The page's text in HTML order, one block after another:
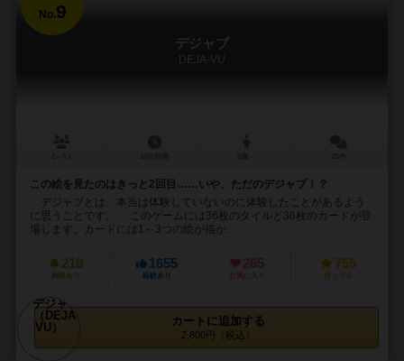
No.9
デジャブ
DEJA-VU
この絵を見たのはきっと2回目……いや、ただのデジャブ！？
デジャブとは、本当は体験していないのに体験したことがあるよう
に思うことです。 このゲームには36枚のタイルと36枚のカードが登
場します。カードには1～3つの絵が描か...
218
興味あり
1655
経験あり
265
お気に入り
755
持ってる
カートに追加する
2,800円（税込）